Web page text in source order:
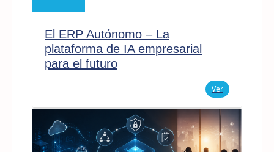
El ERP Autónomo – La
plataforma de IA empresarial
para el futuro
Ver